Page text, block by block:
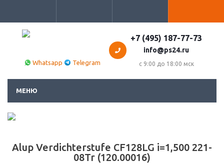
Whatsapp Telegram
+7 (495) 187-77-73
info@ps24.ru
с 9:00 до 18:00 мск
МЕНЮ
Alup Verdichterstufe CF128LG i=1,500 221-
08Tr (120.00016)